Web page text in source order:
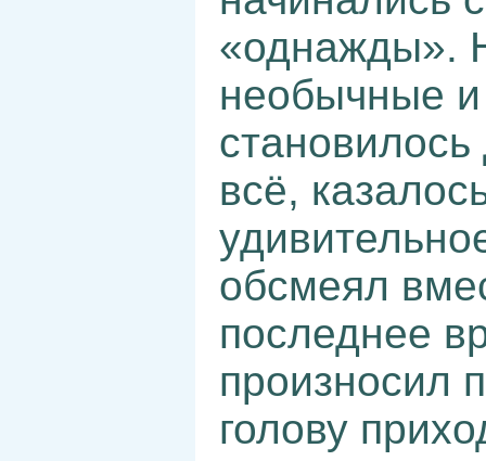
«однажды».
необычные
всё,
обсмеял
последнее
произносил
голову